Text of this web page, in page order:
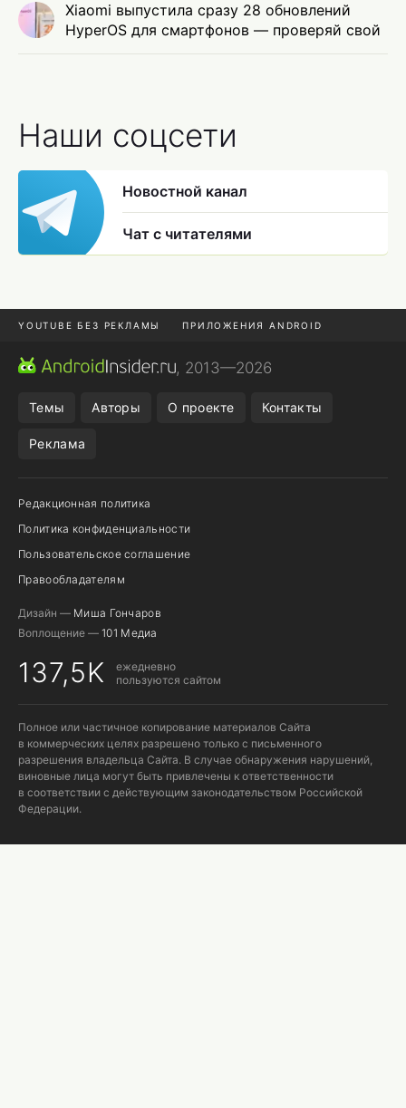
Xiaomi выпустила сразу 28 обновлений
HyperOS для смартфонов — проверяй свой
Наши соцсети
Новостной канал
Чат с читателями
YOUTUBE БЕЗ РЕКЛАМЫ ПРИЛОЖЕНИЯ ANDROID
МЕССЕНДЖЕРЫ ONE UI 8.5
, 2013—2026
Темы Авторы О проекте Контакты
Реклама
Редакционная политика
Политика конфиденциальности
Пользовательское соглашение
Правообладателям
Дизайн — Миша Гончаров
Воплощение — 101 Медиа
137,5K
ежедневно
пользуются сайтом
Полное или частичное копирование материалов Сайта
в коммерческих целях разрешено только с письменного
разрешения владельца Сайта. В случае обнаружения нарушений,
виновные лица могут быть привлечены к ответственности
в соответствии с действующим законодательством Российской
Федерации.